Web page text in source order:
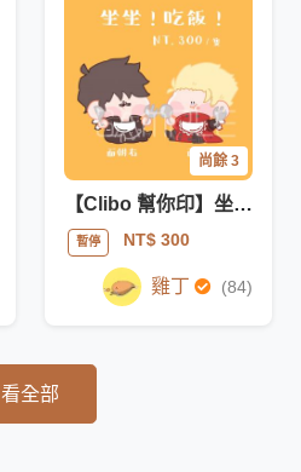
尚餘 3
【Clibo 幫你印】坐坐！吃飯！｜模板委託
暫停 NT$ 300
雞丁 (84)
看全部